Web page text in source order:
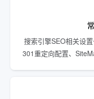
搜索引擎SEO相关设
301重定向配置、